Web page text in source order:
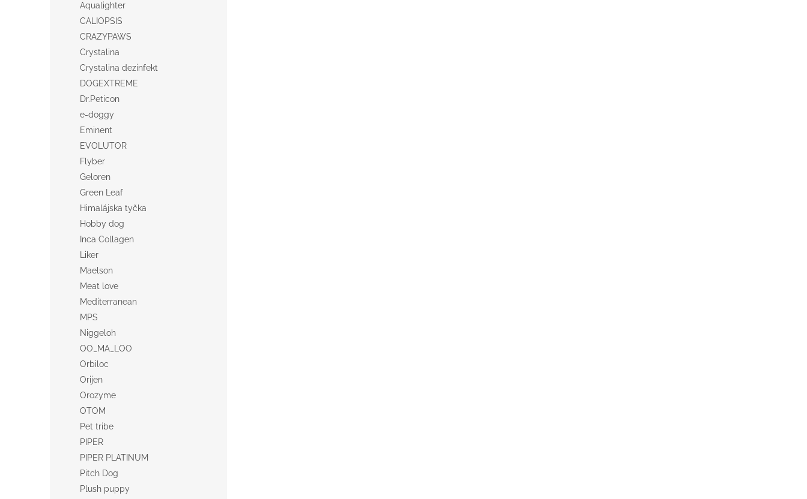
Aqualighter
CALIOPSIS
CRAZYPAWS
Crystalina
Crystalina dezinfekt
DOGEXTREME
Dr.Peticon
e-doggy
Eminent
EVOLUTOR
Flyber
Geloren
Green Leaf
Himalájska tyčka
Hobby dog
Inca Collagen
Liker
Maelson
Meat love
Mediterranean
MPS
Niggeloh
OO_MA_LOO
Orbiloc
Orijen
Orozyme
OTOM
Pet tribe
PIPER
PIPER PLATINUM
Pitch Dog
Plush puppy